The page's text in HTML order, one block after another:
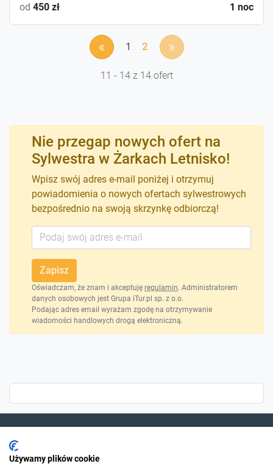
od 450 zł 1 noc
« 1 2 »
11 - 14 z 14 ofert
Nie przegap nowych ofert na
Sylwestra w Żarkach Letnisko!
Wpisz swój adres e-mail poniżej i otrzymuj
powiadomienia o nowych ofertach sylwestrowych
bezpośrednio na swoją skrzynkę odbiorczą!
Zapisz
Oświadczam, że znam i akceptuję regulamin. Administratorem
danych osobowych jest Grupa iTur.pl sp. z o.o.
Podając adres email wyrażam zgodę na otrzymywanie
wiadomości handlowych drogą elektroniczną.
Dla szukających
Używamy plików cookie